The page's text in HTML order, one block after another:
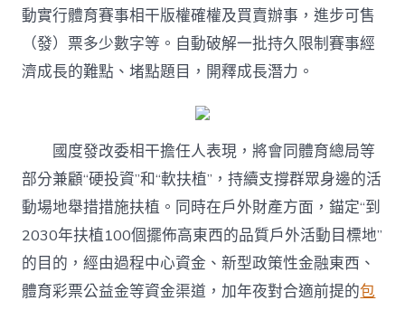
動實行體育賽事相干版權確權及買賣辦事，進步可售
（發）票多少數字等。自動破解一批持久限制賽事經
濟成長的難點、堵點題目，開釋成長潛力。
國度發改委相干擔任人表現，將會同體育總局等
部分兼顧“硬投資”和“軟扶植”，持續支撐群眾身邊的活
動場地舉措措施扶植。同時在戶外財產方面，錨定“到
2030年扶植100個擺佈高東西的品質戶外活動目標地”
的目的，經由過程中心資金、新型政策性金融東西、
體育彩票公益金等資金渠道，加年夜對合適前提的包